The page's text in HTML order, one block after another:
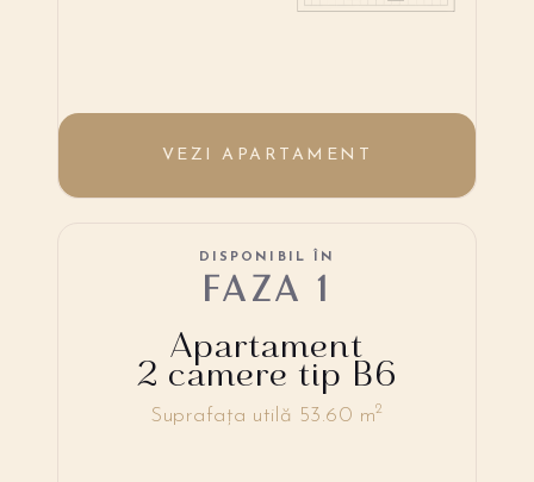
VEZI APARTAMENT
Apartament
2 camere tip B6
DISPONIBIL ÎN
FAZA 1
Suprafața utilă 53.60 m2